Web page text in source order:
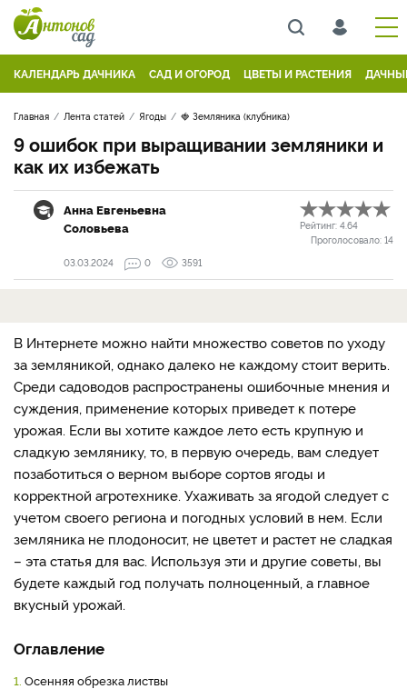
КАЛЕНДАРЬ ДАЧНИКА САД И ОГОРОД ЦВЕТЫ И РАСТЕНИЯ
Главная Лента статей Ягоды 🍓 Земляника (клубника)
9 ошибок при выращивании земляники и
как их избежать
Анна Евгеньевна
Соловьева
Рейтинг: 4.64
Проголосовало: 14
03.03.2024
0 3591
В Интернете можно найти множество советов по уходу
за земляникой, однако далеко не каждому стоит верить.
Среди садоводов распространены ошибочные мнения и
суждения, применение которых приведет к потере
урожая. Если вы хотите каждое лето есть крупную и
сладкую землянику, то, в первую очередь, вам следует
позаботиться о верном выборе сортов ягоды и
корректной агротехнике. Ухаживать за ягодой следует с
учетом своего региона и погодных условий в нем. Если
земляника не плодоносит, не цветет и растет не сладкая
– эта статья для вас. Используя эти и другие советы, вы
будете каждый год получать полноценный, а главное
вкусный урожай.
Оглавление
1. Осенняя обрезка листвы